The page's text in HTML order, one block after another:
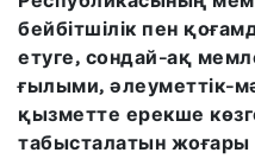
бейбітшілік пен
етуге, сондай-ақ
ғылыми, әлеуметтік-
қызметте ерекше
табысталатын жоғары